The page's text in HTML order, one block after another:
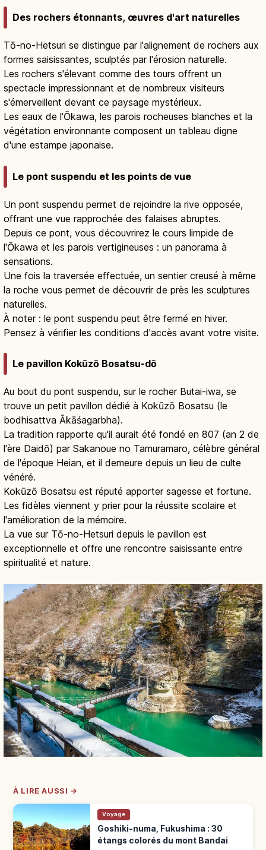
Des rochers étonnants, œuvres d'art naturelles
Tō-no-Hetsuri se distingue par l'alignement de rochers aux
formes saisissantes, sculptés par l'érosion naturelle.
Les rochers s'élevant comme des tours offrent un
spectacle impressionnant et de nombreux visiteurs
s'émerveillent devant ce paysage mystérieux.
Les eaux de l'Ōkawa, les parois rocheuses blanches et la
végétation environnante composent un tableau digne
d'une estampe japonaise.
Le pont suspendu et les points de vue
Un pont suspendu permet de rejoindre la rive opposée,
offrant une vue rapprochée des falaises abruptes.
Depuis ce pont, vous découvrirez le cours limpide de
l'Ōkawa et les parois vertigineuses : un panorama à
sensations.
Une fois la traversée effectuée, un sentier creusé à même
la roche vous permet de découvrir de près les sculptures
naturelles.
À noter : le pont suspendu peut être fermé en hiver.
Pensez à vérifier les conditions d'accès avant votre visite.
Le pavillon Kokūzō Bosatsu-dō
Au bout du pont suspendu, sur le rocher Butai-iwa, se
trouve un petit pavillon dédié à Kokūzō Bosatsu (le
bodhisattva Ākāśagarbha).
La tradition rapporte qu'il aurait été fondé en 807 (an 2 de
l'ère Daidō) par Sakanoue no Tamuramaro, célèbre général
de l'époque Heian, et il demeure depuis un lieu de culte
vénéré.
Kokūzō Bosatsu est réputé apporter sagesse et fortune.
Les fidèles viennent y prier pour la réussite scolaire et
l'amélioration de la mémoire.
La vue sur Tō-no-Hetsuri depuis le pavillon est
exceptionnelle et offre une rencontre saisissante entre
spiritualité et nature.
À LIRE AUSSI →
Voyage
Goshiki-numa, Fukushima : 30
étangs colorés du mont Bandai